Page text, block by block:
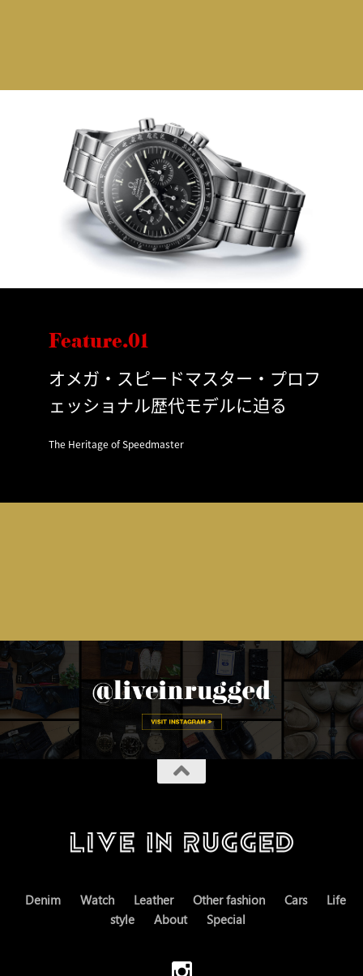
Feature.01
オメガ・スピードマスター・プロフ
ェッショナル歴代モデルに迫る
The Heritage of Speedmaster
Denim Watch Leather Other fashion Cars
Life
style
About Special